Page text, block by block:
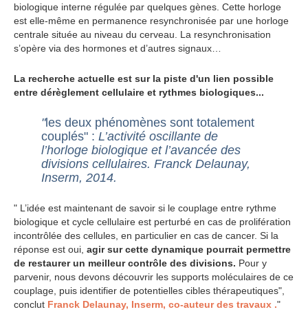
biologique interne régulée par quelques gènes. Cette horloge
est elle-même en permanence resynchronisée par une horloge
centrale située au niveau du cerveau. La resynchronisation
s’opère via des hormones et d’autres signaux…
La recherche actuelle est sur la piste d'un lien possible
entre dérèglement cellulaire et rythmes biologiques...
"les deux phénomènes sont totalement
couplés" : L’activité oscillante de
l’horloge biologique et l’avancée des
divisions cellulaires. Franck Delaunay,
Inserm, 2014.
" L’idée est maintenant de savoir si le couplage entre rythme
biologique et cycle cellulaire est perturbé en cas de prolifération
incontrôlée des cellules, en particulier en cas de cancer. Si la
réponse est oui, agir sur cette dynamique pourrait permettre
de restaurer un meilleur contrôle des divisions. Pour y
parvenir, nous devons découvrir les supports moléculaires de ce
couplage, puis identifier de potentielles cibles thérapeutiques",
conclut Franck Delaunay, Inserm, co-auteur des travaux ."